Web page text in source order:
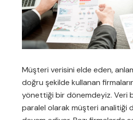
Müşteri verisini elde eden,
doğru şekilde kullanan
yönettiği bir dönemdeyiz. Veri
paralel olarak müşteri analitiği